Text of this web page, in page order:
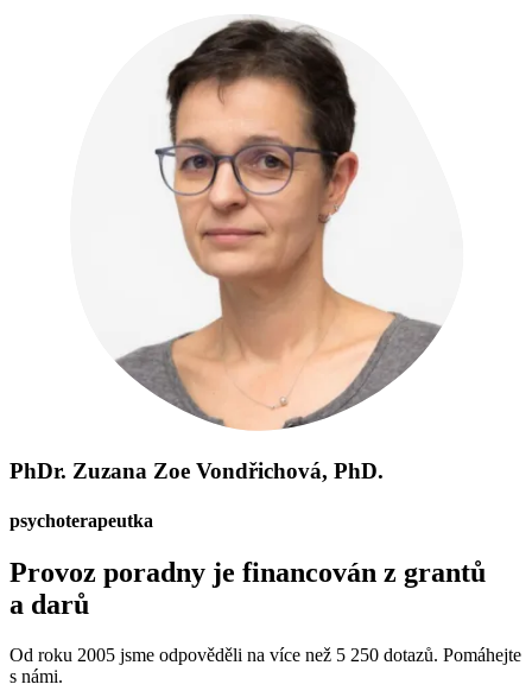
PhDr. Zuzana Zoe Vondřichová, PhD.
psychoterapeutka
Provoz poradny je financován z grantů
a darů
Od roku 2005 jsme odpověděli na více než 5 250 dotazů. Pomáhejte
s námi.